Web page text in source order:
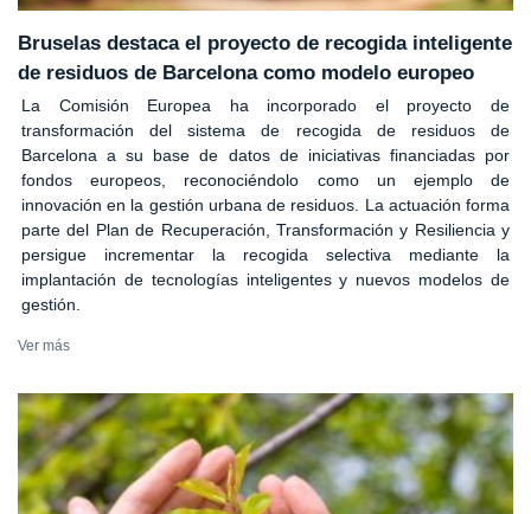
Bruselas destaca el proyecto de recogida inteligente
de residuos de Barcelona como modelo europeo
La Comisión Europea ha incorporado el proyecto de
transformación del sistema de recogida de residuos de
Barcelona a su base de datos de iniciativas financiadas por
fondos europeos, reconociéndolo como un ejemplo de
innovación en la gestión urbana de residuos. La actuación forma
parte del Plan de Recuperación, Transformación y Resiliencia y
persigue incrementar la recogida selectiva mediante la
implantación de tecnologías inteligentes y nuevos modelos de
gestión.
Ver más